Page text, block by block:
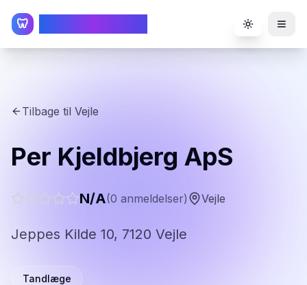
🦷 Toggle
Tilbage til Vejle
Per Kjeldbjerg ApS
N/A(0 anmeldelser) Vejle
Jeppes Kilde 10, 7120 Vejle
Tandlæge